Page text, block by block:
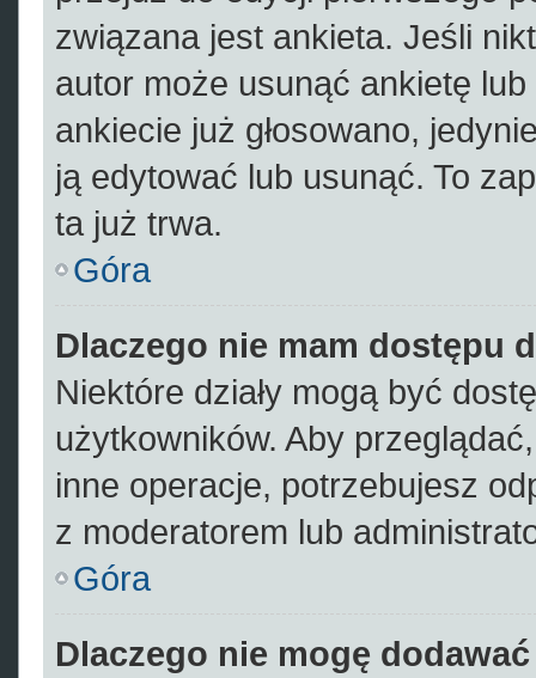
związana jest ankieta. Jeśli
autor może usunąć ankietę
ankiecie już głosowano,
ją edytować lub usunąć. To
ta już trwa.
Góra
Dlaczego nie mam dostępu
Niektóre działy mogą być
użytkowników. Aby
inne operacje, potrzebujesz
z moderatorem lub
Góra
Dlaczego nie mogę